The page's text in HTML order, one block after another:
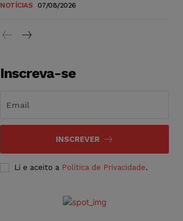
NOTÍCIAS 07/08/2026
Inscreva-se
INSCREVER
Li e aceito a Política de Privacidade.